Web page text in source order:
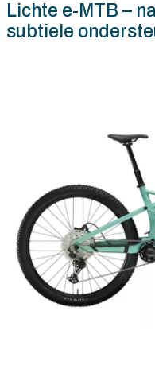
Lichte e-MTB –
subtiele